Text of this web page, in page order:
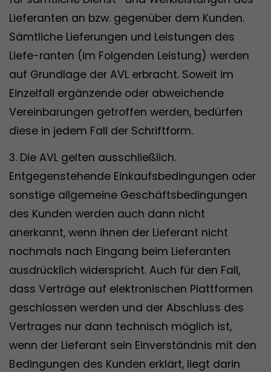
Lieferanten an bzw. gegenüber dem Kunden.
Sämtliche Lieferungen und Leistungen des
Liefe-ranten (im Folgenden Leistung) werden
auf Grundlage der AVL erbracht. Soweit im
Einzelfall ergänzende oder abweichende
Vereinbarungen getroffen werden, bedürfen
diese in jedem Fall der Schriftform.
3. Die AVL gelten ausschließlich.
Entgegenstehende Einkaufsbedingungen oder
sonstige allgemeine Geschäftsbedingungen
des Kunden werden auch dann nicht
anerkannt, wenn ihnen der Lieferant nicht
nochmals nach Eingang beim Lieferanten
ausdrücklich widerspricht. Auch für den Fall,
dass Verträge auf elektronischen Plattformen
geschlossen werden und der Abschluss des
Vertrages nur dann technisch möglich ist,
wenn der Lieferant sein Einverständnis mit den
Bedingungen des Kunden erklärt, liegt darin